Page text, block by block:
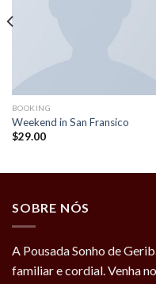
BOOKING
Weekend in San Fransico
$29.00
SOBRE NÓS
A Pousada Sonho de
familiar e cordial. Venha